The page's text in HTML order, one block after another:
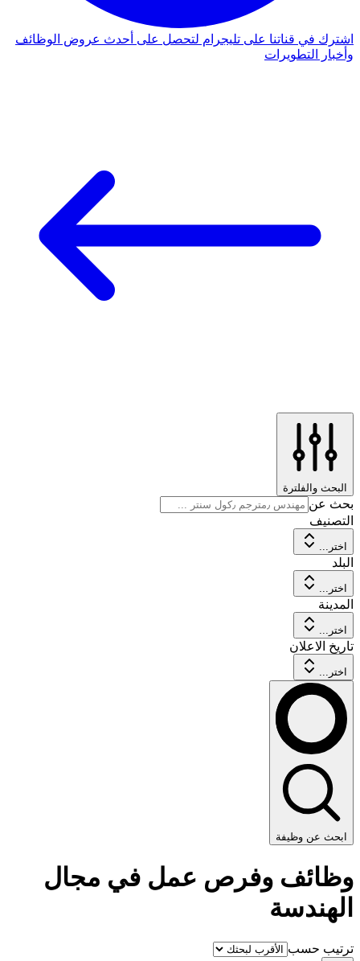
اشترك في قناتنا على تليجرام لتحصل على أحدث عروض الوظائف
وأخبار التطويرات
البحث والفلترة
بحث عن
التصنيف
اختر...
البلد
اختر...
المدينة
اختر...
تاريخ الاعلان
اختر...
ابحث عن وظيفة
وظائف وفرص عمل في مجال
الهندسة
ترتيب حسب